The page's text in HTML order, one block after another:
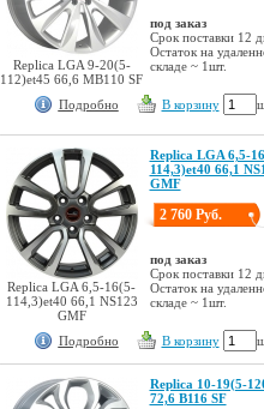
Replica LGA 9-20(5-
112)et45 66,6 MB110 SF
под заказ
Срок поставки 12
Остаток на
складе ~ 1шт.
Подробно В корзину
Replica LGA 6,5-16(5-
114,3)et40 66,1 NS123
GMF
Replica LGA 6,5-
114,3)et40 66,1
GMF
2 760 Руб.
под заказ
Срок поставки 12
Остаток на
складе ~ 1шт.
Подробно В корзину
Replica 10-19(5-
72,6 B116 SF